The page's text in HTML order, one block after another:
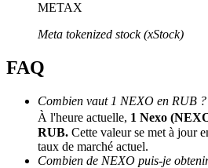
Parrainage
Invitez un ami pour recevoir des
METAX
Meta tokenized stock (xStock)
FAQ
Combien vaut 1 NEXO en RUB ?
À l'heure actuelle, 1 Nexo
RUB. Cette valeur se met à jour
taux de marché actuel.
Combien de NEXO puis-je